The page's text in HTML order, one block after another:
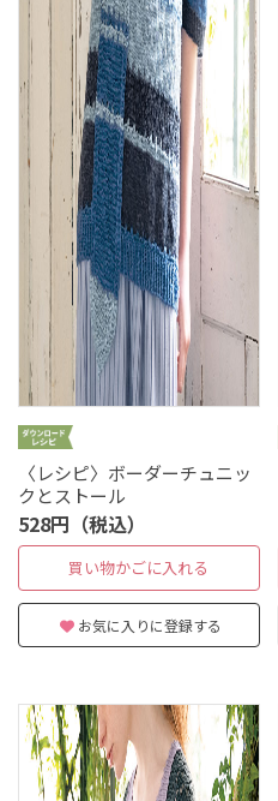
〈レシピ〉ボーダーチュニッ
クとストール
528円（税込）
買い物かごに入れる
お気に入りに登録する